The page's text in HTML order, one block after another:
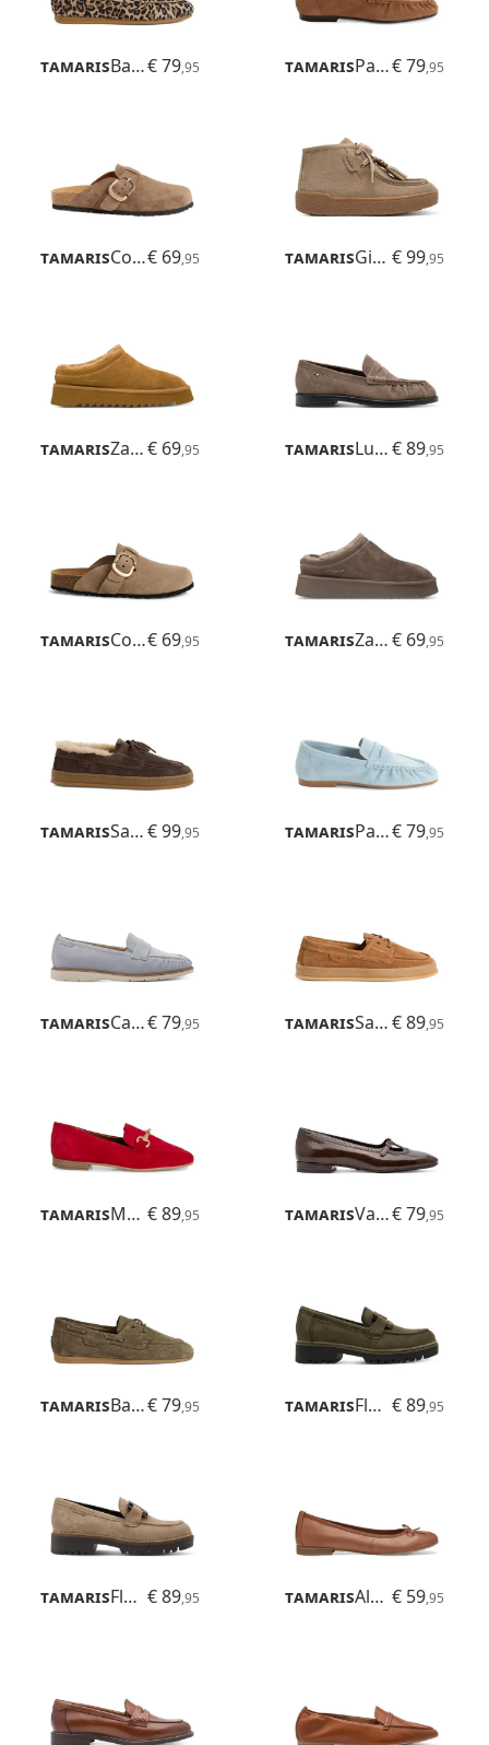
Tamaris Baiana€ 79,95 Tamaris Paulinha€ 79,95
Tamaris Corra€ 69,95 Tamaris Ginger € 99,95
Tamaris Zamora€ 69,95 Tamaris Ludmila€ 89,95
Tamaris Corra€ 69,95 Tamaris Zamora€ 69,95
Tamaris Samina€ 99,95 Tamaris Paulinha€ 79,95
Tamaris Careen€ 79,95 Tamaris Samina€ 89,95
Tamaris Maybritt € 89,95 Tamaris Varesa€ 79,95
Tamaris Baiana€ 79,95 Tamaris Flora € 89,95
Tamaris Flora € 89,95 Tamaris Alena € 59,95